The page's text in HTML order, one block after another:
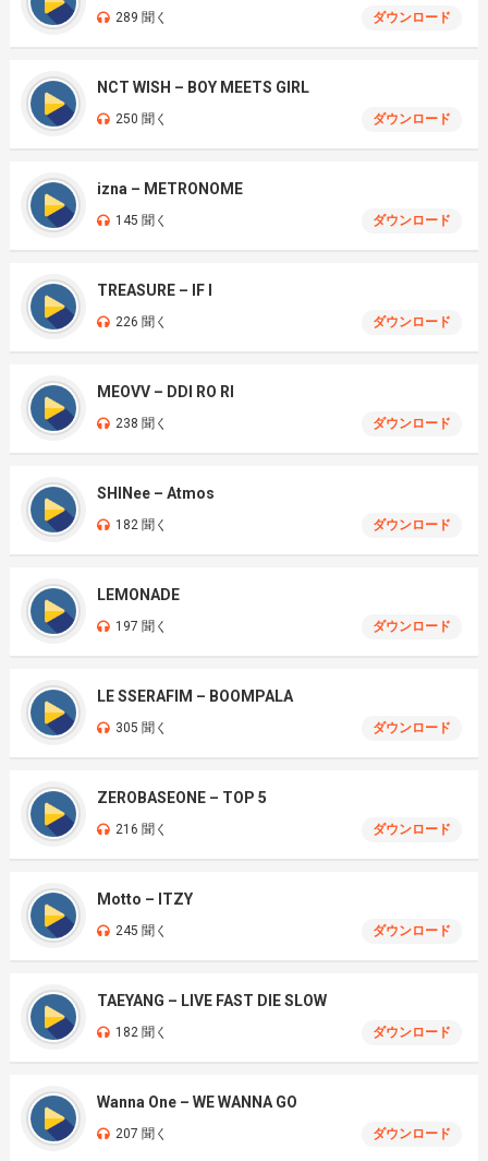
289 聞く ダウンロード
NCT WISH – BOY MEETS GIRL
250 聞く ダウンロード
izna – METRONOME
145 聞く ダウンロード
TREASURE – IF I
226 聞く ダウンロード
MEOVV – DDI RO RI
238 聞く ダウンロード
SHINee – Atmos
182 聞く ダウンロード
LEMONADE
197 聞く ダウンロード
LE SSERAFIM – BOOMPALA
305 聞く ダウンロード
ZEROBASEONE – TOP 5
216 聞く ダウンロード
Motto – ITZY
245 聞く ダウンロード
TAEYANG – LIVE FAST DIE SLOW
182 聞く ダウンロード
Wanna One – WE WANNA GO
207 聞く ダウンロード